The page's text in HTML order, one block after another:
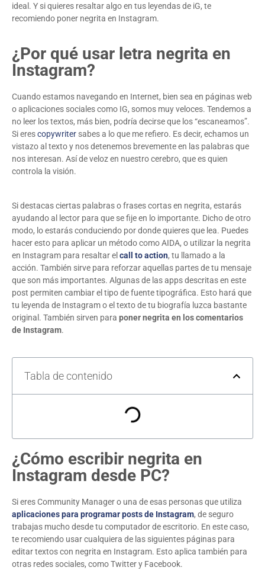
ideal. Y si quieres resaltar algo en tus leyendas de iG, te
recomiendo poner negrita en Instagram.
¿Por qué usar letra negrita en
Instagram?
Cuando estamos navegando en Internet, bien sea en páginas web
o aplicaciones sociales como IG, somos muy veloces. Tendemos a
no leer los textos, más bien, podría decirse que los “escaneamos”.
Si erescopywriter sabes a lo que me refiero. Es decir, echamos un
vistazo al texto y nos detenemos brevemente en las palabras que
nos interesan. Así de veloz en nuestro cerebro, que es quien
controla la visión.
Si destacas ciertas palabras o frases cortas en negrita, estarás
ayudando al lector para que se fije en lo importante. Dicho de otro
modo, lo estarás conduciendo por donde quieres que lea. Puedes
hacer esto para aplicar un método como AIDA, o utilizar la negrita
en Instagram para resaltar el call to action, tu llamado a la
acción. También sirve para reforzar aquellas partes de tu mensaje
que son más importantes. Algunas de las apps descritas en este
post permiten cambiar el tipo de fuente tipográfica. Esto hará que
tu leyenda de Instagram o el texto de tu biografía luzca bastante
original. También sirven para poner negrita en los comentarios
de Instagram.
Tabla de contenido
¿Cómo escribir negrita en
Instagram desde PC?
Si eres Community Manager o una de esas personas que utiliza
aplicaciones para programar posts de Instagram, de seguro
trabajas mucho desde tu computador de escritorio. En este caso,
te recomiendo usar cualquiera de las siguientes páginas para
editar textos con negrita en Instagram. Esto aplica también para
otras redes sociales, como Twitter y Facebook.